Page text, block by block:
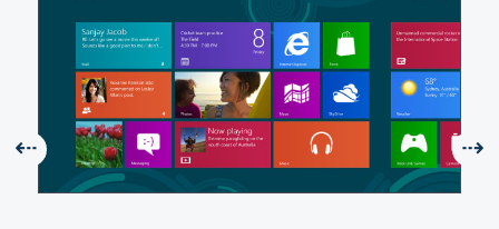
Précédent :
⇠ ⇢